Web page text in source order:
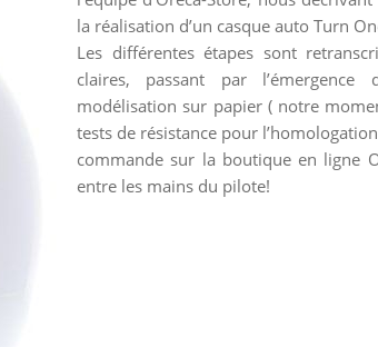
la réalisation d’un casque auto Turn
Les différentes étapes sont
claires, passant par
modélisation sur papier ( notre
tests de résistance pour
commande sur la boutique en ligne
entre les mains du pilote!